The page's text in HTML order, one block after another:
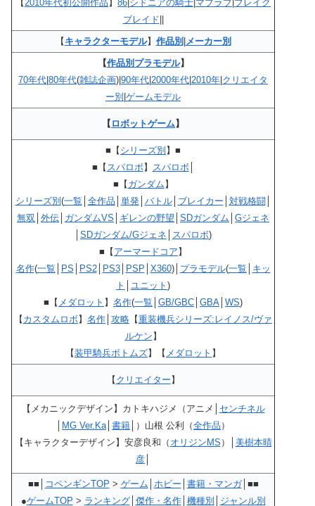
【2010年代初公開作品 】 86 シドニアの騎士 マブラブ ブレイク
ブレイド
【 キャラクターモデル】 作品別 メーカー別
【作品別プラモデル】
70年代 80年代(雑誌企画)| 90年代 2000年代 2010年 クリエイタ
ー別 ゲームモデル
【 ロボットゲーム】
■【 シリーズ別 】■
■【 スパロボ】 スパロボ│
■【 ガンダム 】
シリーズ別 (一覧 全作品 単発│ バトル│ ブレイカー 対戦格闘
無双 外伝 ガンダムVS ギレンの野望 SDガンダム Gジェネ
SDガンダム/Gジェネ スパロボ)
■【 アーマードコア 】
名作(一覧 PS PS2│ PS3│ PSP X360)│ プラモデル(一覧
キッ
ト
ユニット )
■【 メダロット 】 名作(一覧 GB/GBC GBA WS)
【 カスタムロボ】 名作 攻略 【重装機兵シリーズ:レイノス/ヴァ
ルケン 】
【装甲騎兵ボトムズ】【 メダロット 】
【 クリエイター 】
【メカニックデザイン】カトキハジメ（アニメ│ センチネル
MG Ver.Ka│ 書籍 │）山根 公利（全作品 ）
【キャラクターデザイン】安彦良和（ オリジンMS ）│ 美樹本晴
彦
■■│ コペンギンTOP > ゲーム ホビー 書籍・マンガ│■■
●ゲームTOP > ランキング│ 傑作・名作│ 機種別 ジャンル別